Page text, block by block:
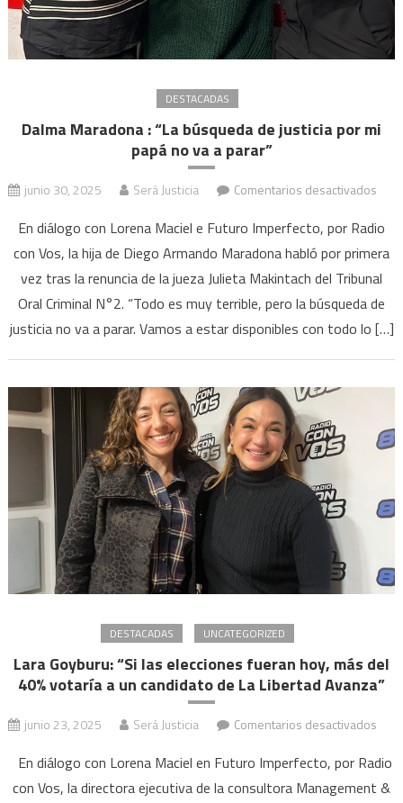
DESTACADAS
Dalma Maradona : “La búsqueda de justicia por mi
papá no va a parar”
junio 30, 2025 Será Justicia Comentarios desactivados
:
“La
de
mi
no
En diálogo con Lorena Maciel e Futuro Imperfecto, por Radio
con Vos, la hija de Diego Armando Maradona habló por primera
vez tras la renuncia de la jueza Julieta Makintach del Tribunal
Oral Criminal N°2. “Todo es muy terrible, pero la búsqueda de
justicia no va a parar. Vamos a estar disponibles con todo lo […]
DESTACADAS UNCATEGORIZED
Lara Goyburu: “Si las elecciones fueran hoy, más del
40% votaría a un candidato de La Libertad Avanza”
junio 23, 2025 Será Justicia Comentarios desactivados
“Si
En diálogo con Lorena Maciel en Futuro Imperfecto, por Radio
con Vos, la directora ejecutiva de la consultora Management &